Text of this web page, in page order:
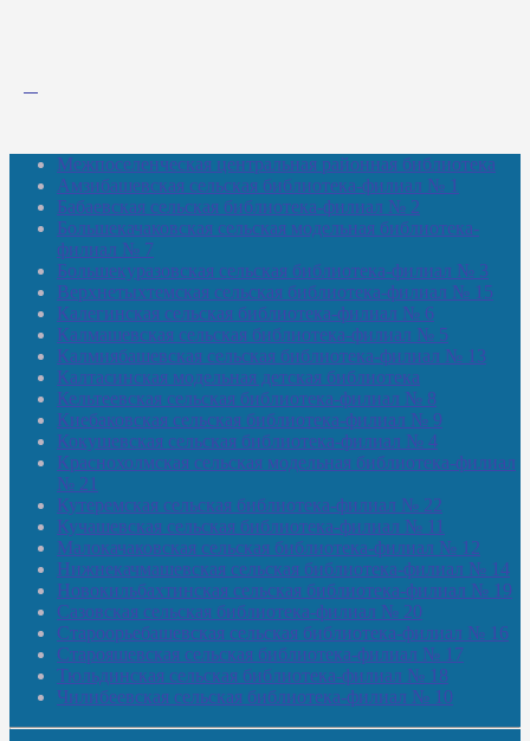
Межпоселенческая центральная районная библиотека
Амзибашевская сельская библиотека-филиал № 1
Бабаевская сельская библиотека-филиал № 2
Большекачаковская сельская модельная библиотека-
филиал № 7
Большекуразовская сельская библиотека-филиал № 3
Верхнетыхтемская сельская библиотека-филиал № 15
Калегинская сельская библиотека-филиал № 6
Калмашевская сельская библиотека-филиал № 5
Калмиябашевская сельская библиотека-филиал № 13
Калтасинская модельная детская библиотека
Кельтеевская сельская библиотека-филиал № 8
Киебаковская сельская библиотека-филиал № 9
Кокушевская сельская библиотека-филиал № 4
Краснохолмская сельская модельная библиотека-филиал
№ 21
Кутеремская сельская библиотека-филиал № 22
Кучашевская сельская библиотека-филиал № 11
Малокачаковская сельская библиотека-филиал № 12
Нижнекачмашевская сельская библиотека-филиал № 14
Новокильбахтинская сельская библиотека-филиал № 19
Сазовская сельская библиотека-филиал № 20
Староорьебашевская сельская библиотека-филиал № 16
Старояшевская сельская библиотека-филиал № 17
Тюльдинская сельская библиотека-филиал № 18
Чилибеевская сельская библиотека-филиал № 10